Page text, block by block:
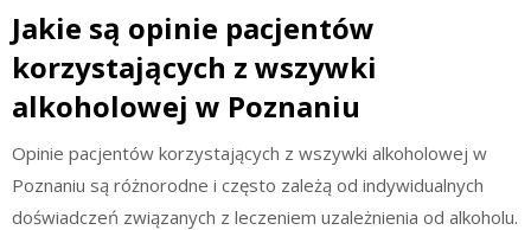
Jakie są opinie pacjentów
korzystających z wszywki
alkoholowej w Poznaniu
Opinie pacjentów korzystających z wszywki alkoholowej w
Poznaniu są różnorodne i często zależą od indywidualnych
doświadczeń związanych z leczeniem uzależnienia od alkoholu.